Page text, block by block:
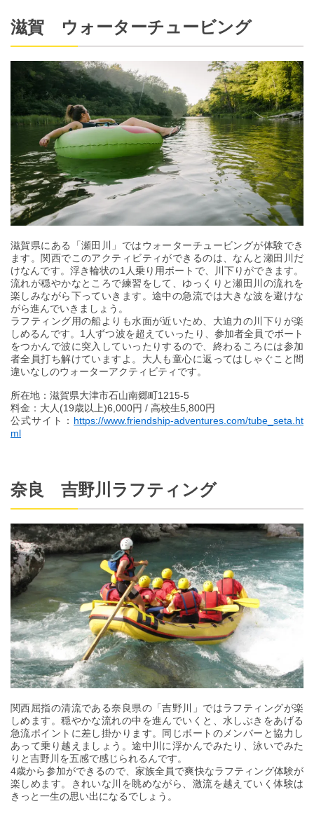
滋賀 ウォーターチュービング
滋賀県にある「瀬田川」ではウォーターチュービングが体験でき
ます。関西でこのアクティビティができるのは、なんと瀬田川だ
けなんです。浮き輪状の1人乗り用ボートで、川下りができます。
流れが穏やかなところで練習をして、ゆっくりと瀬田川の流れを
楽しみながら下っていきます。途中の急流では大きな波を避けな
がら進んでいきましょう。
ラフティング用の船よりも水面が近いため、大迫力の川下りが楽
しめるんです。1人ずつ波を超えていったり、参加者全員でボート
をつかんで波に突入していったりするので、終わるころには参加
者全員打ち解けていますよ。大人も童心に返ってはしゃぐこと間
違いなしのウォーターアクティビティです。
所在地：滋賀県大津市石山南郷町1215-5
料金：大人(19歳以上)6,000円 / 高校生5,800円
公式サイト： https://www.friendship-adventures.com/tube_seta.ht
ml
奈良 吉野川ラフティング
関西屈指の清流である奈良県の「吉野川」ではラフティングが楽
しめます。穏やかな流れの中を進んでいくと、水しぶきをあげる
急流ポイントに差し掛かります。同じボートのメンバーと協力し
あって乗り越えましょう。途中川に浮かんでみたり、泳いでみた
りと吉野川を五感で感じられるんです。
4歳から参加ができるので、家族全員で爽快なラフティング体験が
楽しめます。きれいな川を眺めながら、激流を越えていく体験は
きっと一生の思い出になるでしょう。